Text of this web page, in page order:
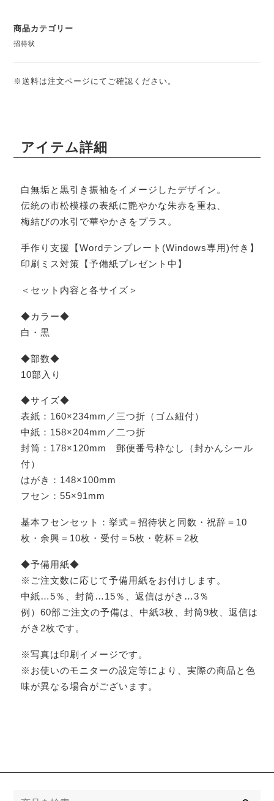
商品カテゴリー
招待状
※送料は注文ページにてご確認ください。
アイテム詳細
白無垢と黒引き振袖をイメージしたデザイン。
伝統の市松模様の表紙に艶やかな朱赤を重ね、
梅結びの水引で華やかさをプラス。
手作り支援【Wordテンプレート(Windows専用)付き】
印刷ミス対策【予備紙プレゼント中】
＜セット内容と各サイズ＞
◆カラー◆
白・黒
◆部数◆
10部入り
◆サイズ◆
表紙：160×234mm／三つ折（ゴム紐付）
中紙：158×204mm／二つ折
封筒：178×120mm 郵便番号枠なし（封かんシール
付）
はがき：148×100mm
フセン：55×91mm
基本フセンセット：挙式＝招待状と同数・祝辞＝10
枚・余興＝10枚・受付＝5枚・乾杯＝2枚
◆予備用紙◆
※ご注文数に応じて予備用紙をお付けします。
中紙…5％、封筒…15％、返信はがき…3％
例）60部ご注文の予備は、中紙3枚、封筒9枚、返信は
がき2枚です。
※写真は印刷イメージです。
※お使いのモニターの設定等により、実際の商品と色
味が異なる場合がございます。